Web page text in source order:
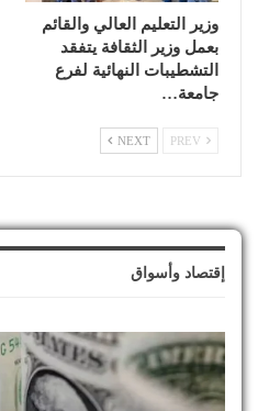
وزير التعليم العالي والقائم
بعمل وزير الثقافة يتفقد
التشطيبات النهائية لفرع
جامعة…
NEXT
إقتصاد وأسواق